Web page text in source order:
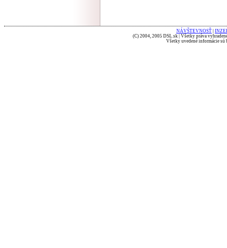
NÁVŠTEVNOSŤ
(C) 2004, 2005 DSL.sk | Všetky práva
Všetky uvedené informácie sú